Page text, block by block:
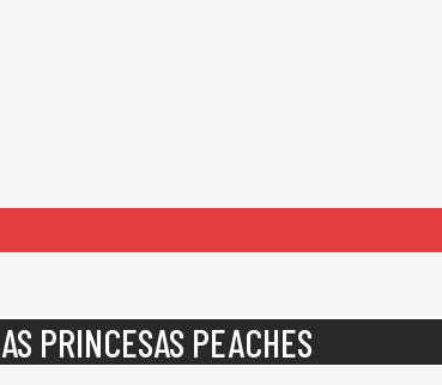
PRINCESAS PEACHES